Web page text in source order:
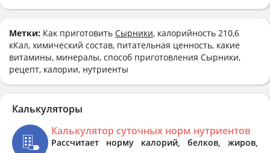
Метки: Как приготовить Сырники, калорийность 210,6
кКал, химический состав, питательная ценность, какие
витамины, минералы, способ приготовления Сырники,
рецепт, калории, нутриенты
Калькуляторы
Калькулятор суточных норм нутриентов
Рассчитает норму калорий, белков, жиров,